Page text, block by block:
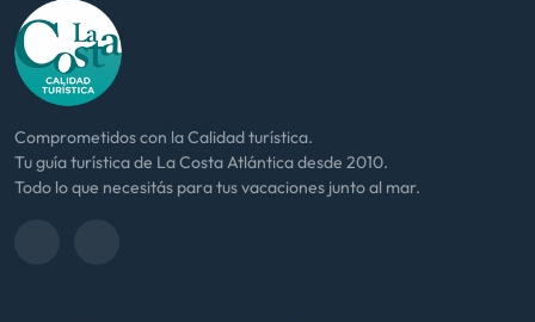
Comprometidos con la Calidad turística.
Tu guía turística de La Costa Atlántica desde 2010.
Todo lo que necesitás para tus vacaciones junto al mar.